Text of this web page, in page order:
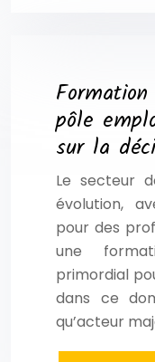
pôle
sur la
Le secteur
évolution,
pour des
une
primordial
dans ce
qu’acteur